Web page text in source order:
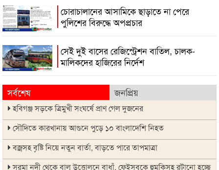
চোরাচালানের আসামিকে ছাড়াতে না পেরে
পুলিশের বিরুদ্ধে অপপ্রচার
সেই দুই বাসের রেজিস্ট্রেশন বাতিল, চালক-
মালিকদের হাজিরের নির্দেশ
সর্বশেষ জনপ্রিয়
হবিগঞ্জ সড়কে ত্রিমুখী সংঘর্ষে প্রাণ গেল দুজনের
সৌদিতে কারখানায় আগুনে পুড়ে ১০ বাংলাদেশি নিহত
বজ্রসহ বৃষ্টি নিয়ে নতুন বার্তা, বাড়তে পারে তাপমাত্রা
সুরমা নদী থেকে বালু উত্তোলনে বাধাঁ, ফেইসবুকে হুমকিসহ রটানো হচ্ছে